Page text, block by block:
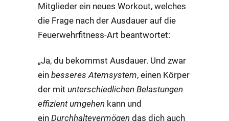
Mitglieder ein neues Workout, welches
die Frage nach der Ausdauer auf die
Feuerwehrfitness-Art beantwortet:
„Ja, du bekommst Ausdauer. Und zwar
ein besseres Atemsystem, einen Körper
der mit unterschiedlichen Belastungen
effizient umgehen kann und
ein Durchhaltevermögen das dich auch